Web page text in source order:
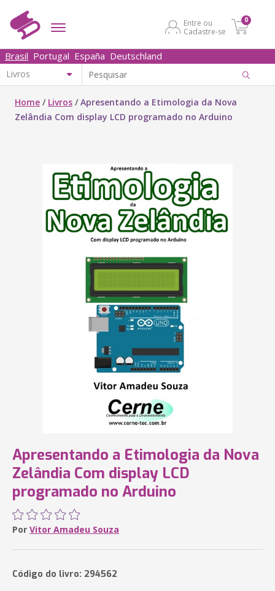
Entre ou
Cadastre-se
0
Brasil Portugal España Deutschland
Home / Livros /Apresentando a Etimologia da Nova
Zelândia Com display LCD programado no Arduino
Apresentando a Etimologia da Nova
Zelândia Com display LCD
programado no Arduino
Por Vitor Amadeu Souza
Código do livro: 294562